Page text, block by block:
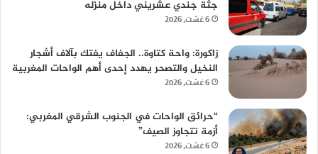
جثة جندي عشريني داخل منزله
6 غشت، 2026
زاكورة: واحة كتاوة.. الجفاف يفتك بآلاف أشجار
النخيل والتصحر يهدد إحدى أهم الواحات المغربية
6 غشت، 2026
“حرائق الواحات في الجنوب الشرقي المغربي:
أزمة تتجاوز الصيف”
6 غشت، 2026